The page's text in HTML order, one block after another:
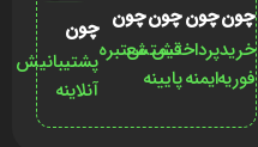
چون
خرید
فوریه
چون
پرداختش
ایمنه
چون
قیمتش
پایینه
چون
معتبره
چون
پشتیبانیش
آنلاینه